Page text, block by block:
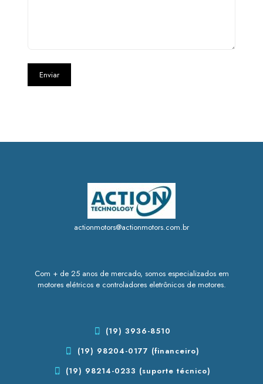
actionmotors@actionmotors.com.br
Com + de 25 anos de mercado, somos especializados em
motores elétricos e controladores eletrônicos de motores.
(19) 3936-8510
(19) 98204-0177 (financeiro)
(19) 98214-0233 (suporte técnico)